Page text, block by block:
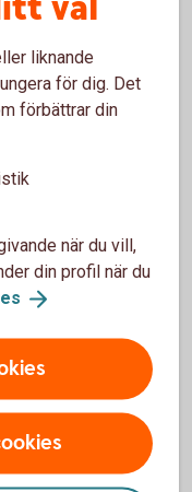
liknande
för dig. Det
förbättrar din
när du vill,
din profil när du